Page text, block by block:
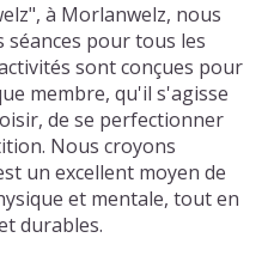
à Morlanwelz, nous
pour tous les
sont conçues pour
membre, qu'il s'agisse
de se perfectionner
Nous croyons
un excellent moyen de
et mentale, tout en
durables.